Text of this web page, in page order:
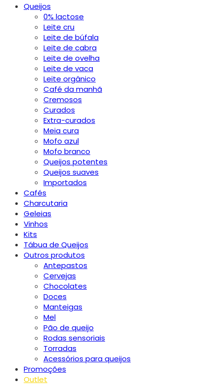
Queijos
0% lactose
Leite cru
Leite de búfala
Leite de cabra
Leite de ovelha
Leite de vaca
Leite orgânico
Café da manhã
Cremosos
Curados
Extra-curados
Meia cura
Mofo azul
Mofo branco
Queijos potentes
Queijos suaves
Importados
Cafés
Charcutaria
Geleias
Vinhos
Kits
Tábua de Queijos
Outros produtos
Antepastos
Cervejas
Chocolates
Doces
Manteigas
Mel
Pão de queijo
Rodas sensoriais
Torradas
Acessórios para queijos
Promoções
Outlet